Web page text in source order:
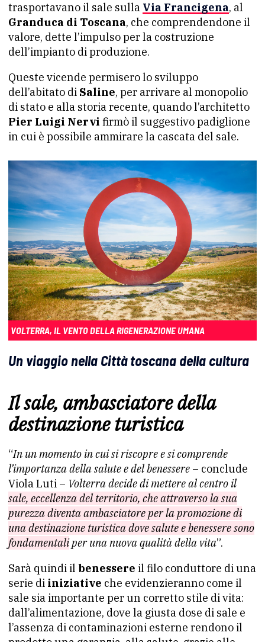
trasportavano il sale sulla Via Francigena, al
Granduca di Toscana, che comprendendone il
valore, dette l’impulso per la costruzione
dell’impianto di produzione.
Queste vicende permisero lo sviluppo
dell’abitato di Saline, per arrivare al monopolio
di stato e alla storia recente, quando l’architetto
Pier Luigi Nervi firmò il suggestivo padiglione
in cui è possibile ammirare la cascata del sale.
VOLTERRA, IL VENTO DELLA RIGENERAZIONE UMANA
Un viaggio nella Città toscana della cultura
Il sale, ambasciatore della
destinazione turistica
“In un momento in cui si riscopre e si comprende
l’importanza della salute e del benessere – conclude
Viola Luti – Volterra decide di mettere al centro il
sale, eccellenza del territorio, che attraverso la sua
purezza diventa ambasciatore per la promozione di
una destinazione turistica dove salute e benessere sono
fondamentaliper una nuova qualità della vita”.
Sarà quindi il benessere il filo conduttore di una
serie di iniziative che evidenzieranno come il
sale sia importante per un corretto stile di vita:
dall’alimentazione, dove la giusta dose di sale e
l’assenza di contaminazioni esterne rendono il